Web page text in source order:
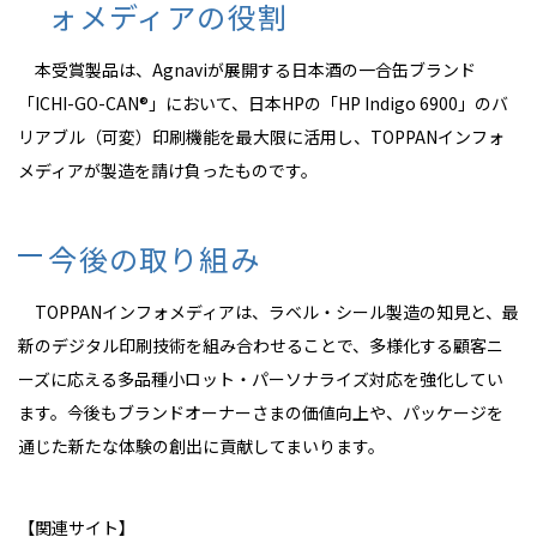
ォメディアの役割
本受賞製品は、Agnaviが展開する日本酒の一合缶ブランド
「ICHI-GO-CAN® 」において、日本HPの「HP Indigo 6900」のバ
リアブル（可変）印刷機能を最大限に活用し、TOPPANインフォ
メディアが製造を請け負ったものです。
今後の取り組み
TOPPANインフォメディアは、ラベル・シール製造の知見と、最
新のデジタル印刷技術を組み合わせることで、多様化する顧客ニ
ーズに応える多品種小ロット・パーソナライズ対応を強化してい
ます。今後もブランドオーナーさまの価値向上や、パッケージを
通じた新たな体験の創出に貢献してまいります。
【関連サイト】